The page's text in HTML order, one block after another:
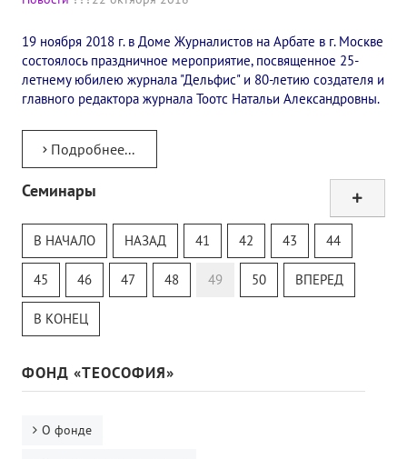
19 ноября 2018 г. в Доме Журналистов на Арбате в г. Москве
состоялось праздничное мероприятие, посвященное 25-
летнему юбилею журнала "Дельфис" и 80-летию создателя и
главного редактора журнала Тоотс Натальи Александровны.
Подробнее...
Семинары
Теософский Квизи
Тайная Доктрина
Онлайн-класс
В НАЧАЛО НАЗАД 41 42 43 44
45 46 47 48 49 50 ВПЕРЕД
В КОНЕЦ
ФОНД «ТЕОСОФИЯ»
О фонде